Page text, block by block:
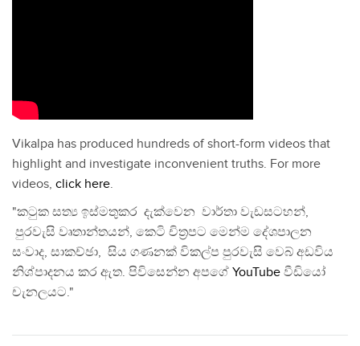
Vikalpa has produced hundreds of short-form videos that
highlight and investigate inconvenient truths. For more
videos, click here.
"කටුක සත්‍ය ඉස්මතුකර දැක්වෙන වාර්තා වැඩසටහන්,
පුරවැසි වෘතාන්තයන්, කෙටි චිත්‍රපට මෙන්ම දේශපාලන
සංවාද, සාකච්ඡා, සිය ගණනක් විකල්ප පුරවැසි වෙබ් අඩවිය
නිශ්පාදනය කර ඇත. පිවිසෙන්න අපගේ YouTube වීඩියෝ
චැනලයට."